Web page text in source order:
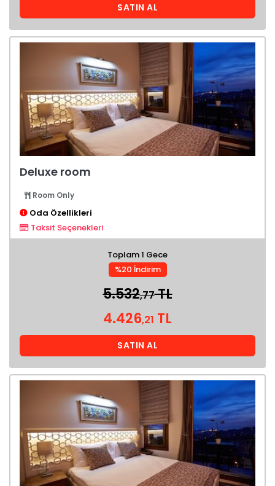
SATIN AL
Deluxe room
Room Only
Oda Özellikleri
Taksit Seçenekleri
Toplam 1 Gece
%20 İndirim
5.532,77TL
4.426,21 TL
SATIN AL